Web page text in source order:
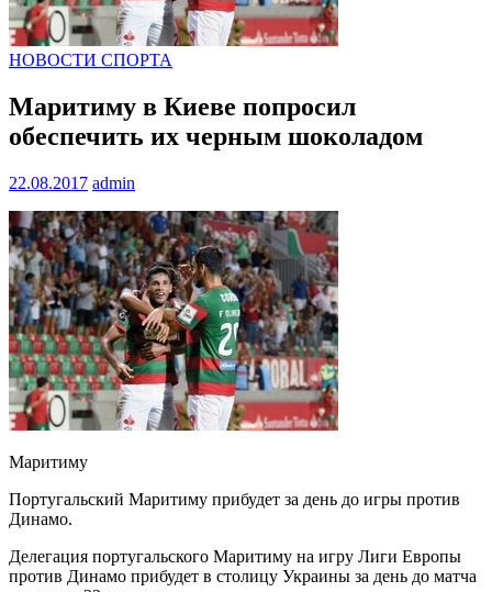
НОВОСТИ СПОРТА
Маритиму в Киеве попросил
обеспечить их черным шоколадом
22.08.2017 admin
Маритиму
Португальский Маритиму прибудет за день до игры против
Динамо.
Делегация португальского Маритиму на игру Лиги Европы
против Динамо прибудет в столицу Украины за день до матча